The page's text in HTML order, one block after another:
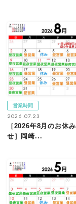
営業時間
2026.07.23
［2026年8月のお休
せ］岡崎...